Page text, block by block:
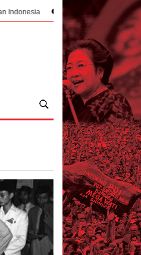
Mengorkestrasi Faksi, Sukarno, PPKI,